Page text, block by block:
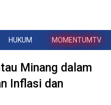
HUKUM MOMENTUMTV
Minang dalam
Inflasi dan